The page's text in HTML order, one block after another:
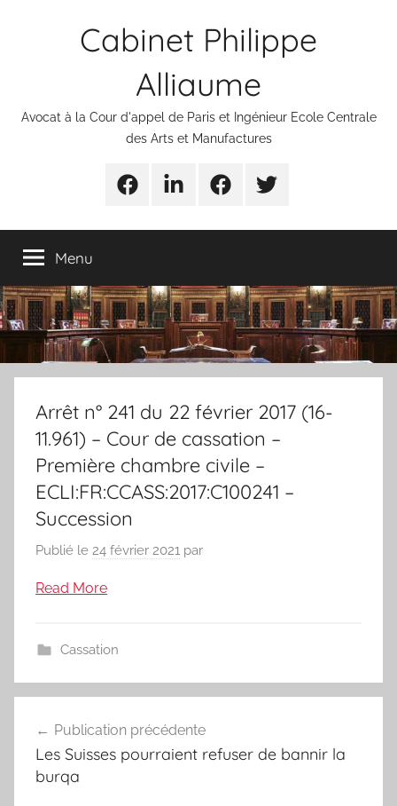
Cabinet Philippe
Alliaume
Avocat à la Cour d'appel de Paris et Ingénieur Ecole Centrale
des Arts et Manufactures
UrgencesLinkedinFacebookTwitter
Menu
Arrêt n° 241 du 22 février 2017 (16-
11.961) – Cour de cassation –
Première chambre civile –
ECLI:FR:CCASS:2017:C100241 –
Succession
Publié le 24 février 2021 par
Read More
Cassation
de
l’article
Publication précédente
Les Suisses pourraient refuser de bannir la
burqa